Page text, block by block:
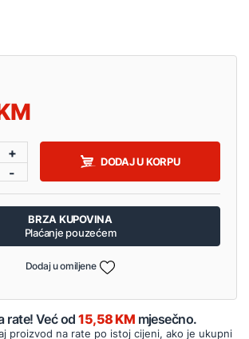
+
-
DODAJ U KORPU
BRZA KUPOVINA
Plaćanje pouzećem
Dodaj u omiljene
rate! Već od15,58 KM mjesečno.
proizvod na rate po istoj cijeni, ako je ukupni